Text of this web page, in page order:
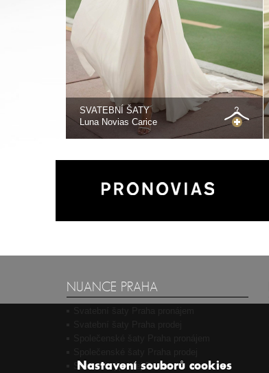
SVATEBNÍ ŠATY
Luna Novias Carice
NUANCE PRAHA
Sezónní výprodej Praha
Nastavení souborů cookies